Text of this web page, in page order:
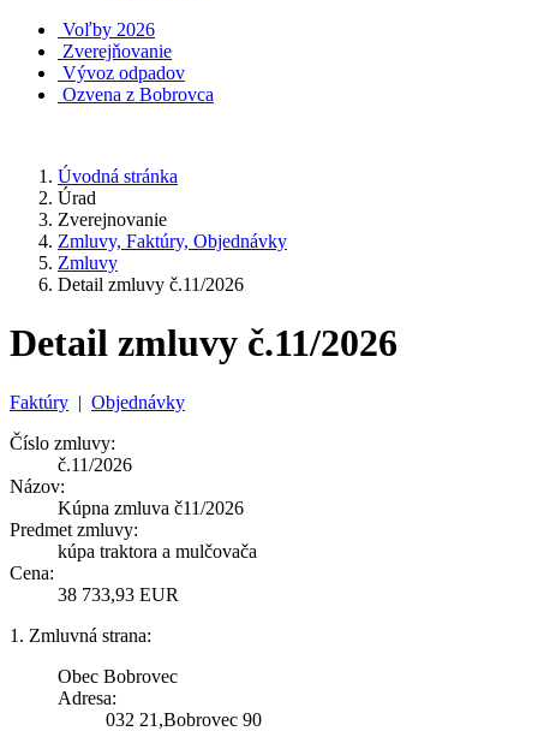
Voľby 2026
Zverejňovanie
Vývoz odpadov
Ozvena z Bobrovca
Úvodná stránka
Úrad
Zverejnovanie
Zmluvy, Faktúry, Objednávky
Zmluvy
Detail zmluvy č.11/2026
Detail zmluvy č.11/2026
Faktúry | Objednávky
Číslo zmluvy:
č.11/2026
Názov:
Kúpna zmluva č11/2026
Predmet zmluvy:
kúpa traktora a mulčovača
Cena:
38 733,93 EUR
1. Zmluvná strana:
Obec Bobrovec
Adresa:
032 21,Bobrovec 90